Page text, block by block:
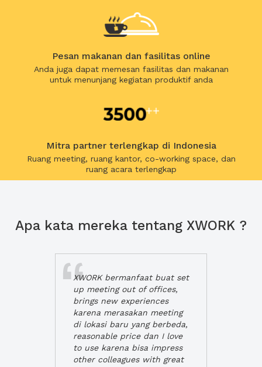
Pesan makanan dan fasilitas online
Anda juga dapat memesan fasilitas dan makanan
untuk menunjang kegiatan produktif anda
Mitra partner terlengkap di Indonesia
Ruang meeting, ruang kantor, co-working space, dan
ruang acara terlengkap
Apa kata mereka tentang XWORK ?
XWORK bermanfaat buat set
up meeting out of offices,
brings new experiences
karena merasakan meeting
di lokasi baru yang berbeda,
reasonable price dan I love
to use karena bisa impress
other colleagues with great